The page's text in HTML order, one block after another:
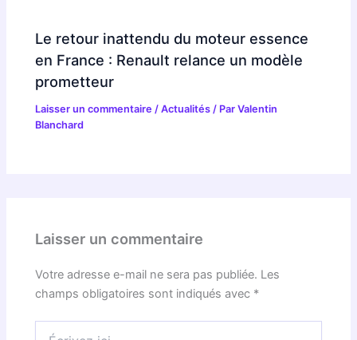
Le retour inattendu du moteur essence
en France : Renault relance un modèle
prometteur
Laisser un commentaire /Actualités / ParValentin
Blanchard
Laisser un commentaire
Votre adresse e-mail ne sera pas publiée. Les
champs obligatoires sont indiqués avec *